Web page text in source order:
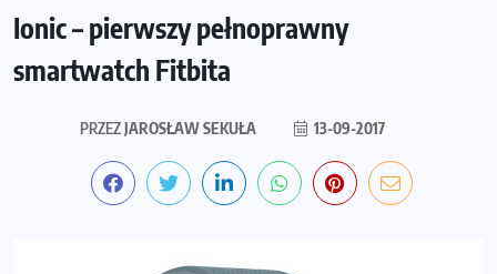
Ionic – pierwszy pełnoprawny
smartwatch Fitbita
PRZEZJAROSŁAW SEKUŁA 13-09-2017